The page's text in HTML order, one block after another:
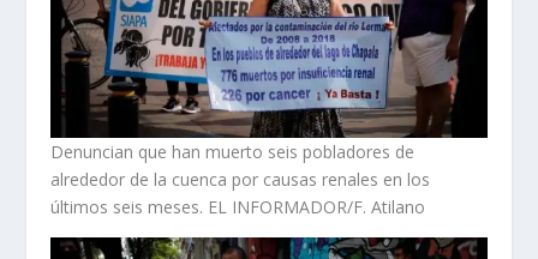
Denuncian que han muerto seis pobladores de
alrededor de la cuenca por causas renales en los
últimos seis meses. EL INFORMADOR/F. Atilano